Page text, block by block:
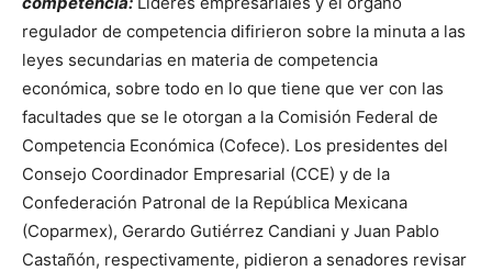
regulador de competencia difirieron sobre la minuta a las
leyes secundarias en materia de competencia
económica, sobre todo en lo que tiene que ver con las
facultades que se le otorgan a la Comisión Federal de
Competencia Económica (Cofece). Los presidentes del
Consejo Coordinador Empresarial (CCE) y de la
Confederación Patronal de la República Mexicana
(Coparmex), Gerardo Gutiérrez Candiani y Juan Pablo
Castañón, respectivamente, pidieron a senadores revisar